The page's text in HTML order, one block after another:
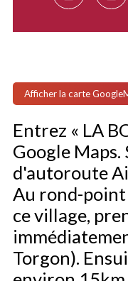
Afficher la carte
Entrez « LA
Google
d'autoroute
Au rond-point
ce village,
Torgon).